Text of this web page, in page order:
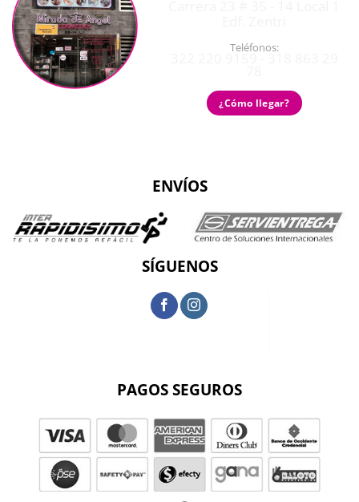
Teléfonos:
322 220 9159 - 318 863 29
¿Cómo llegar?
ENVÍOS
SÍGUENOS
PAGOS SEGUROS